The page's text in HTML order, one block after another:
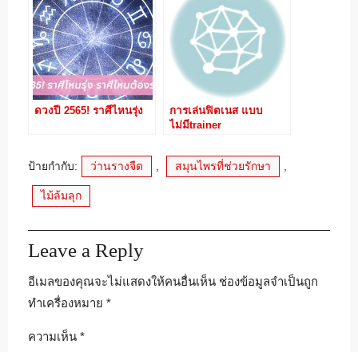
ดวงปี 2565! ราศีไหนรุ่ง
การเล่นฟิตเนส แบบ
ไม่มีtrainer
ป้ายกำกับ: ว่านรางจืด สมุนไพรที่ช่วยรักษา
ไม้ล้มลุก
Leave a Reply
อีเมลของคุณจะไม่แสดงให้คนอื่นเห็น ช่องข้อมูลจำเป็นถูก
ทำเครื่องหมาย *
ความเห็น *